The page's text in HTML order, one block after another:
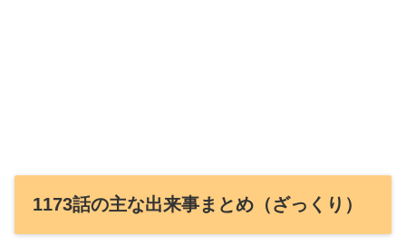
1173話の主な出来事まとめ（ざっくり）